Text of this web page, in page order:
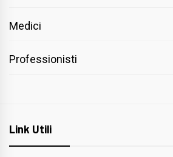
Medici
Professionisti
Link Utili